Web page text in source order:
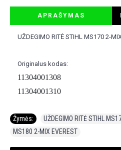
APRAŠYMAS
UŽDEGIMO RITĖ STIHL MS170 2-
Originalus kodas:
11304001308
11304001310
Žymės: UŽDEGIMO RITĖ STIHL
MS180 2-MIX EVEREST